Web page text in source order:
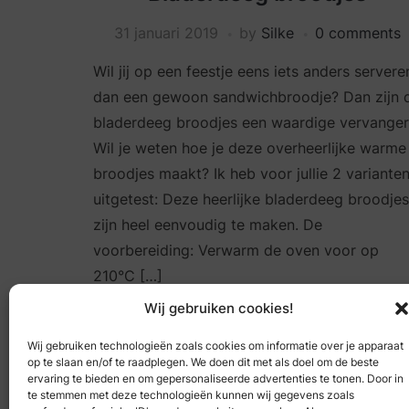
Wij gebruiken cookies!
Wij gebruiken technologieën zoals cookies om informatie over je apparaat
op te slaan en/of te raadplegen. We doen dit met als doel om de beste
ervaring te bieden en om gepersonaliseerde advertenties te tonen. Door in
te stemmen met deze technologieën kunnen wij gegevens zoals
31 januari 2019 by Silke 0 comments
Wil jij op een feestje eens iets anders
dan een gewoon sandwichbroodje? Dan zijn
bladerdeeg broodjes een waardige
Wil je weten hoe je deze overheerlijke warme
broodjes maakt? Ik heb voor jullie 2 varianten
uitgetest: Deze heerlijke bladerdeeg broodjes
zijn heel eenvoudig te maken. De
voorbereiding: Verwarm de oven voor op
210°C […]
READ MORE